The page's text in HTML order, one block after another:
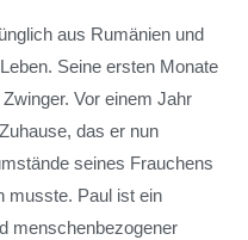
aus Rumänien und
Seine ersten Monate
Vor einem Jahr
das er nun
seines Frauchens
musste. Paul ist ein
menschenbezogener